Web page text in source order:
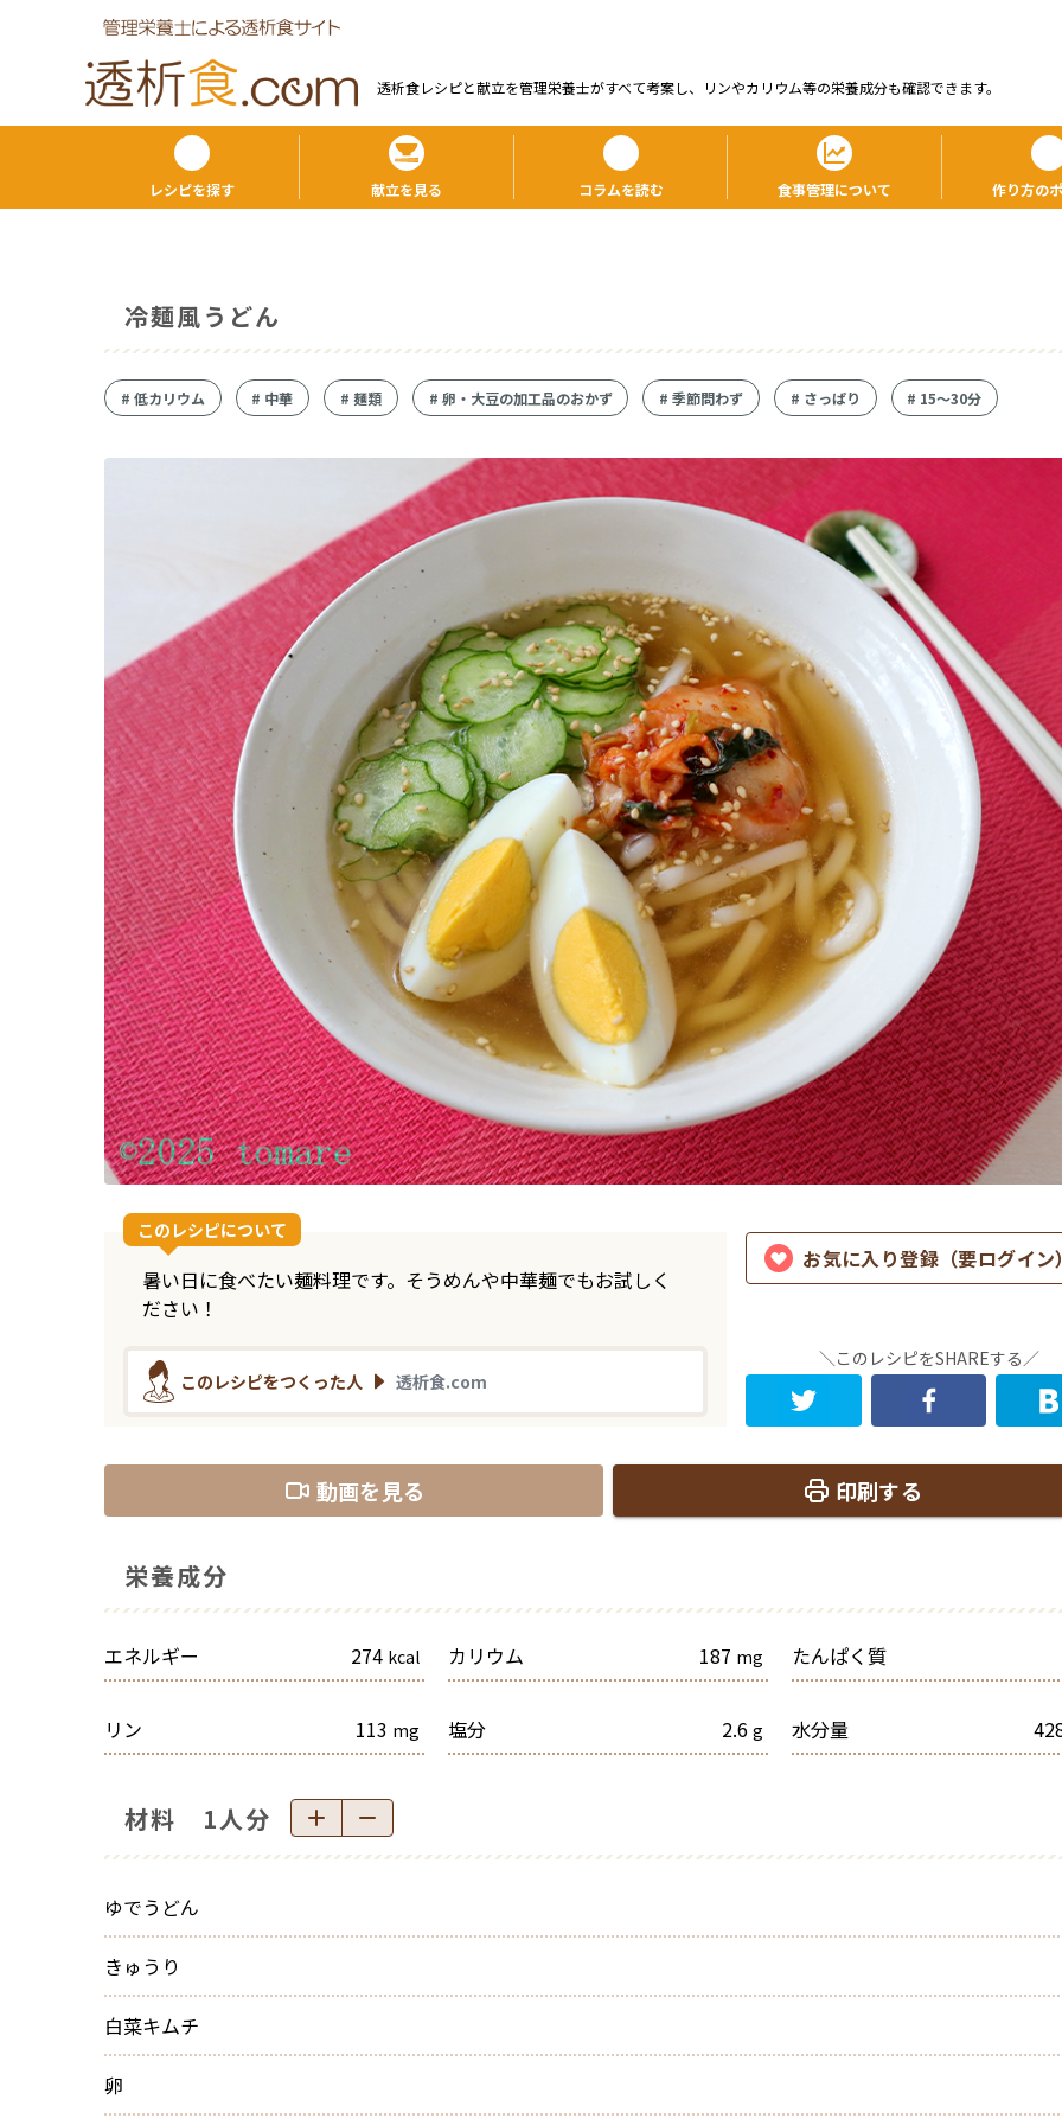
透析食レシピと献⽴を管理栄養⼠がすべて考案し、リンやカリウム等の栄養成分も確認できます。
レシピを探す 献立を見る コラムを読む 食事管理について 作り方の
冷麺風うどん
# 低カリウム # 中華 # 麺類 # 卵・大豆の加工品のおかず #季節問わず # さっぱり # 15〜30分
このレシピについて
暑い日に食べたい麺料理です。そうめんや中華麺でもお試しく
ださい！
このレシピをつくった人 透析食.com
お気に入り登録（要ログイン
＼このレシピをSHAREする／
動画を見る 印刷する
栄養成分
エネルギー 274 kcal カリウム 187 mg たんぱく質
リン 113 mg 塩分 2.6 g 水分量
材料 1人分
ゆでうどん
きゅうり
白菜キムチ
卵